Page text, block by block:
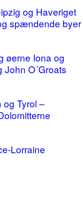
og Haveriget
spændende byer
øerne Iona og
O´Groats
og Tyrol –
Lorraine